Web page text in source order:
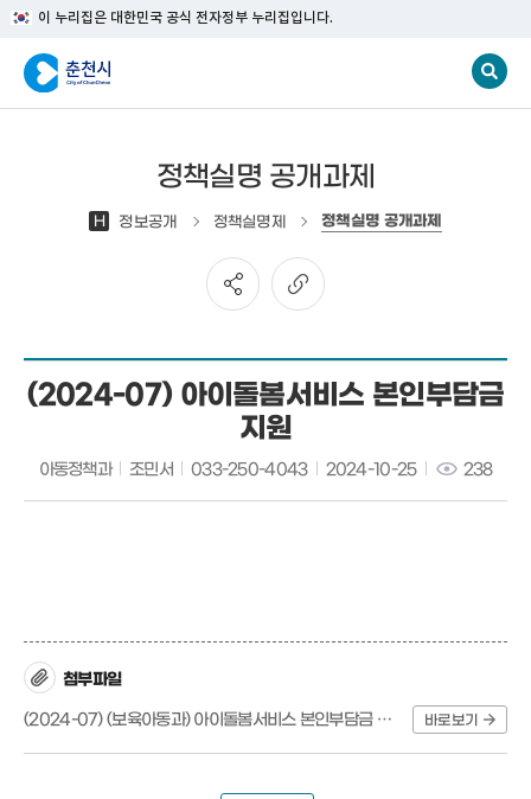
이 누리집은 대한민국 공식 전자정부 누리집입니다.
정책실명 공개과제
H 정보공개 정책실명제 정책실명 공개과제
(2024-07) 아이돌봄서비스 본인부담금
지원
아동정책과 조민서 033-250-4043 2024-10-25 238
첨부파일
(2024-07) (보육아동과) 아이돌봄서비스 본인부담금 지원.pdf
바로보기